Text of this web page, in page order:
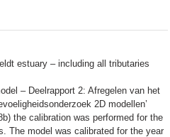
estuary – including all tributaries
– Deelrapport 2: Afregelen van het
2D modellen’
the calibration was performed for the
The model was calibrated for the year